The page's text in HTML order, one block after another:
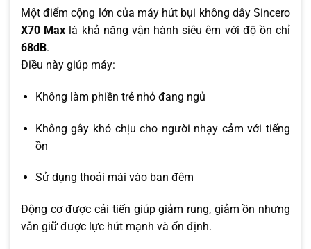
Một điểm cộng lớn của máy hút bụi không dây Sincero
X70 Max là khả năng vận hành siêu êm với độ ồn chỉ
68dB.
Điều này giúp máy:
Không làm phiền trẻ nhỏ đang ngủ
Không gây khó chịu cho người nhạy cảm với tiếng
ồn
Sử dụng thoải mái vào ban đêm
Động cơ được cải tiến giúp giảm rung, giảm ồn nhưng
vẫn giữ được lực hút mạnh và ổn định.